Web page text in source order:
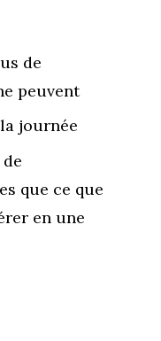
de
peuvent
journée
que ce que
en une